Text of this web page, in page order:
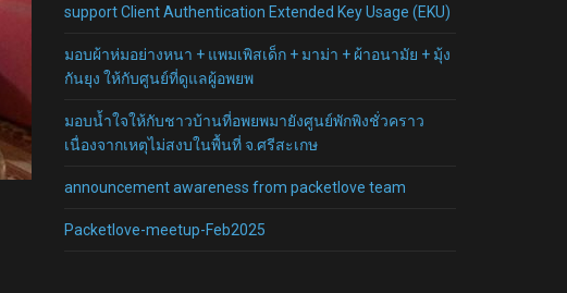
support Client Authentication Extended Key Usage (EKU)
มอบผ้าห่มอย่างหนา + แพมเพิสเด็ก + มาม่า + ผ้าอนามัย + มุ้ง
กันยุง ให้กับศูนย์ที่ดูแลผู้อพยพ
มอบน้ำใจให้กับชาวบ้านที่อพยพมายังศูนย์พักพิงชั่วคราว
เนื่องจากเหตุไม่สงบในพื้นที่ จ.ศรีสะเกษ
announcement awareness from packetlove team
Packetlove-meetup-Feb2025